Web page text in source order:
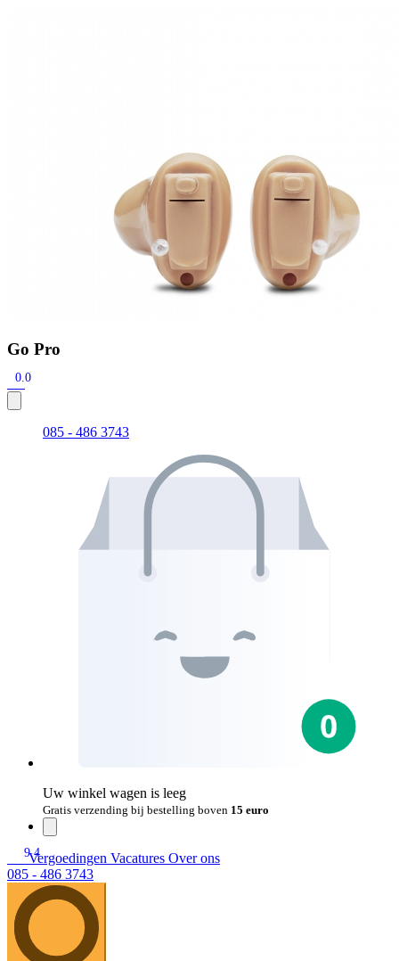
Signia Active Mini IX - Oplaadbaar
De Signia Active Mini IX is het nieuwste hoortoestel van Signia.
Go Pro
0.0
085 - 486 3743
Uw winkel wagen is leeg
Gratis verzending bij bestelling boven 15 euro
9.4
Vergoedingen Vacatures Over ons
085 - 486 3743